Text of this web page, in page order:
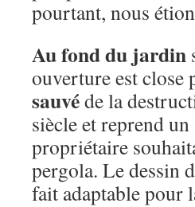
pourtant, nous
Au fond du jardin
ouverture est close
sauvéde la
siècle et reprend
propriétaire
pergola. Le dessin
fait adaptable pour